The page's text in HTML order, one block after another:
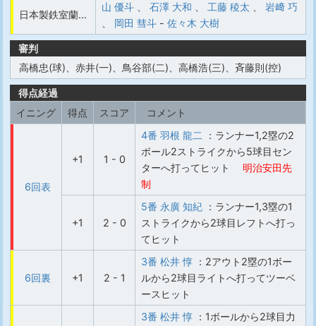
日本製鉄室蘭シャークス
山 優斗 石澤 大和 工藤 稜太
岩﨑 巧
岡田 彗斗 - 佐々木 大樹
審判
高橋忠(球)、赤井(一)、鳥谷部(二)、高橋浩(三)、斉藤則(控)
得点経過
イニング
得点 スコア コメント
6回表
+1 1 - 0
4番 羽根 龍二
：ランナー1,2塁の2
ボール2ストライクから5球目セン
ターへ打ってヒット
明治安田先
制
+1 2 - 0
5番 永廣 知紀 ：ランナー1,3塁の1
ストライクから2球目レフトへ打っ
てヒット
6回裏 +1 2 - 1
3番 松井 惇 ：2アウト2塁の1ボー
ルから2球目ライトへ打ってツーベ
ースヒット
3番 松井 惇 ：1ボールから2球目力